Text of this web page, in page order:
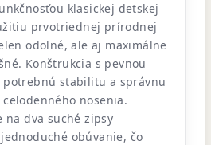
klasickej detskej
prvotriednej prírodnej
odolné, ale aj maximálne
Konštrukcia s pevnou
potrebnú stabilitu a správnu
nosenia.
na dva suché zipsy
obúvanie, čo